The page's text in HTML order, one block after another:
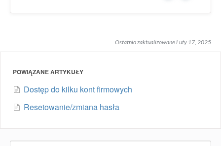
Ostatnio zaktualizowane Luty 17, 2025
POWIĄZANE ARTYKUŁY
Dostęp do kilku kont firmowych
Resetowanie/zmiana hasła